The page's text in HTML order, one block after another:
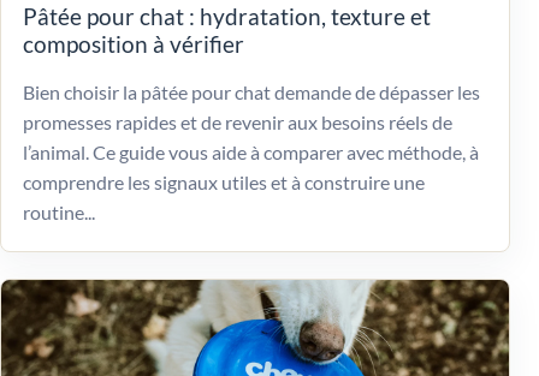
Pâtée pour chat : hydratation, texture et
composition à vérifier
Bien choisir la pâtée pour chat demande de dépasser les
promesses rapides et de revenir aux besoins réels de
l’animal. Ce guide vous aide à comparer avec méthode, à
comprendre les signaux utiles et à construire une
routine...